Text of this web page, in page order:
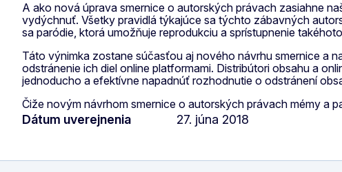
A ako nová úprava smernice o autorských právach zasiahne
vydýchnuť. Všetky pravidlá týkajúce sa týchto zábavných
sa paródie, ktorá umožňuje reprodukciu a sprístupnenie
Táto výnimka zostane súčasťou aj nového návrhu smernice a
odstránenie ich diel online platformami. Distribútori obsahu a
jednoducho a efektívne napadnúť rozhodnutie o odstránení
Čiže novým návrhom smernice o autorských právach mémy a
Dátum uverejnenia 27. júna 2018